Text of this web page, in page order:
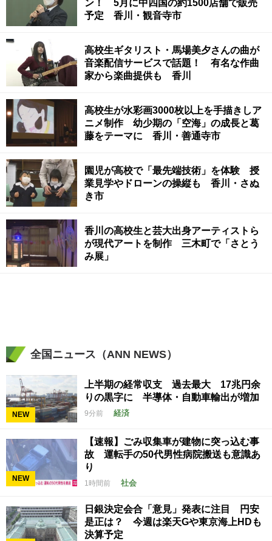
ン！ 5月に中四国の約1500店舗で販売
予定 香川・観音寺市
高校生ギタリスト・馬場美夕さんの曲が
音楽配信サービスで話題！ 有名な作曲
家から楽曲提供も 香川
高校生が水彩画3000枚以上を手描きしア
ニメ制作 幼少期の「空海」の成長と葛
藤をテーマに 香川・善通寺市
園児が高校で「最先端技術」を体験 授
業見学やドローンの操縦も 香川・さぬ
き市
香川の高校生と芸大出身アーティストら
が現代アートを制作 三木町で「さとう
み展」
全国ニュース（ANN NEWS）
NEW
上半期の経常収支 過去最大 17兆円余
りの黒字に 半導体・自動車輸出が増加
9分前 経済
NEW
【速報】ごみ収集車が建物に突っ込む事
故 運転手の50代男性病院搬送も意識あ
り
1時間前 社会
日銀決定会合「意見」発表に注目 円安
是正は？ 今週は楽天Gや東京海上HDも
決算予定